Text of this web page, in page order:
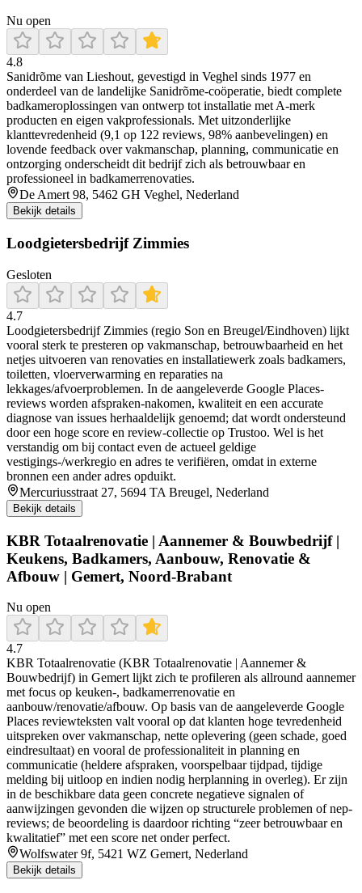
Nu open
4.8
Sanidrõme van Lieshout, gevestigd in Veghel sinds 1977 en
onderdeel van de landelijke Sanidrõme-coöperatie, biedt complete
badkameroplossingen van ontwerp tot installatie met A‑merk
producten en eigen vakprofessionals. Met uitzonderlijke
klanttevredenheid (9,1 op 122 reviews, 98% aanbevelingen) en
lovende feedback over vakmanschap, planning, communicatie en
ontzorging onderscheidt dit bedrijf zich als betrouwbaar en
professioneel in badkamerrenovaties.
De Amert 98, 5462 GH Veghel, Nederland
Bekijk details
Loodgietersbedrijf Zimmies
Gesloten
4.7
Loodgietersbedrijf Zimmies (regio Son en Breugel/Eindhoven) lijkt
vooral sterk te presteren op vakmanschap, betrouwbaarheid en het
netjes uitvoeren van renovaties en installatiewerk zoals badkamers,
toiletten, vloerverwarming en reparaties na
lekkages/afvoerproblemen. In de aangeleverde Google Places-
reviews worden afspraken-nakomen, kwaliteit en een accurate
diagnose van issues herhaaldelijk genoemd; dat wordt ondersteund
door een hoge score en review-collectie op Trustoo. Wel is het
verstandig om bij contact even de actueel geldige
vestigings-/werkregio en adres te verifiëren, omdat in externe
bronnen een ander adres opduikt.
Mercuriusstraat 27, 5694 TA Breugel, Nederland
Bekijk details
KBR Totaalrenovatie | Aannemer & Bouwbedrijf |
Keukens, Badkamers, Aanbouw, Renovatie &
Afbouw | Gemert, Noord-Brabant
Nu open
4.7
KBR Totaalrenovatie (KBR Totaalrenovatie | Aannemer &
Bouwbedrijf) in Gemert lijkt zich te profileren als allround aannemer
met focus op keuken-, badkamerrenovatie en
aanbouw/renovatie/afbouw. Op basis van de aangeleverde Google
Places reviewteksten valt vooral op dat klanten hoge tevredenheid
uitspreken over vakmanschap, nette oplevering (geen schade, goed
eindresultaat) en vooral de professionaliteit in planning en
communicatie (heldere afspraken, voorspelbaar tijdpad, tijdige
melding bij uitloop en indien nodig herplanning in overleg). Er zijn
in de beschikbare data geen concrete negatieve signalen of
aanwijzingen gevonden die wijzen op structurele problemen of nep-
reviews; de beoordeling is daardoor richting “zeer betrouwbaar en
kwalitatief” met een score net onder perfect.
Wolfswater 9f, 5421 WZ Gemert, Nederland
Bekijk details